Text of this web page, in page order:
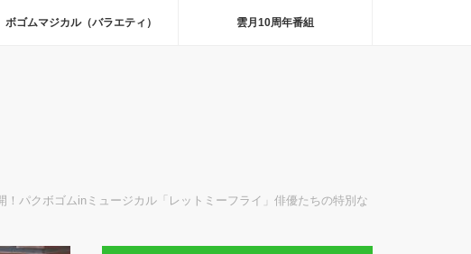
ボゴムマジカル（バラエティ） 雲月10周年番組
！パクボゴムinミュージカル「レットミーフライ」俳優たちの特別な